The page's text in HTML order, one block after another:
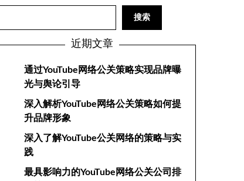
搜索
近期文章
通过YouTube网络公关策略实现品牌曝
光与舆论引导
深入解析YouTube网络公关策略如何提
升品牌形象
深入了解YouTube公关网络的策略与实
践
最具影响力的YouTube网络公关公司排